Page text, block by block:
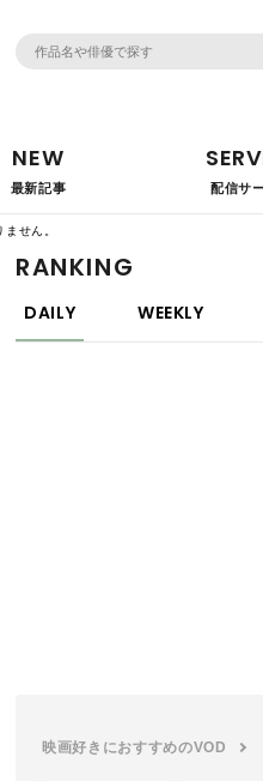
NEW
最新記事 配信サ
せん。
RANKING
DAILY WEEKLY
映画好きにおすすめのVOD